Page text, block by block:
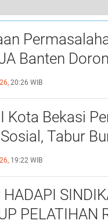
Mahasiswa Untirta
Banten
Korcam
20:26 WIB
Kota Bekasi
Tabur
Almarhum
19:22 WIB
HADAPI
PELATIHAN